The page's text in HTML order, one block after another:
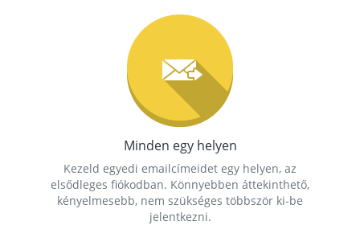
Minden egy helyen
Kezeld egyedi emailcímeidet egy helyen, az
elsődleges fiókodban. Könnyebben áttekinthető,
kényelmesebb, nem szükséges többször ki-be
jelentkezni.